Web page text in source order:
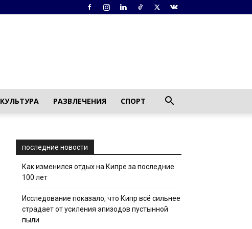
КУЛЬТУРА РАЗВЛЕЧЕНИЯ СПОРТ
последние новости
Как изменился отдых на Кипре за последние
100 лет
Исследование показало, что Кипр всё сильнее
страдает от усиления эпизодов пустынной
пыли